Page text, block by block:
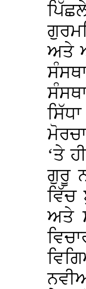
ਅਤੇ
‘ਤੇ
ਗੁਰੂ
ਵਿੱਚ
ਅਤੇ